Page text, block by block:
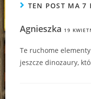
TEN POST MA 7
Agnieszka 19
Te ruchome
jeszcze dinozaury,